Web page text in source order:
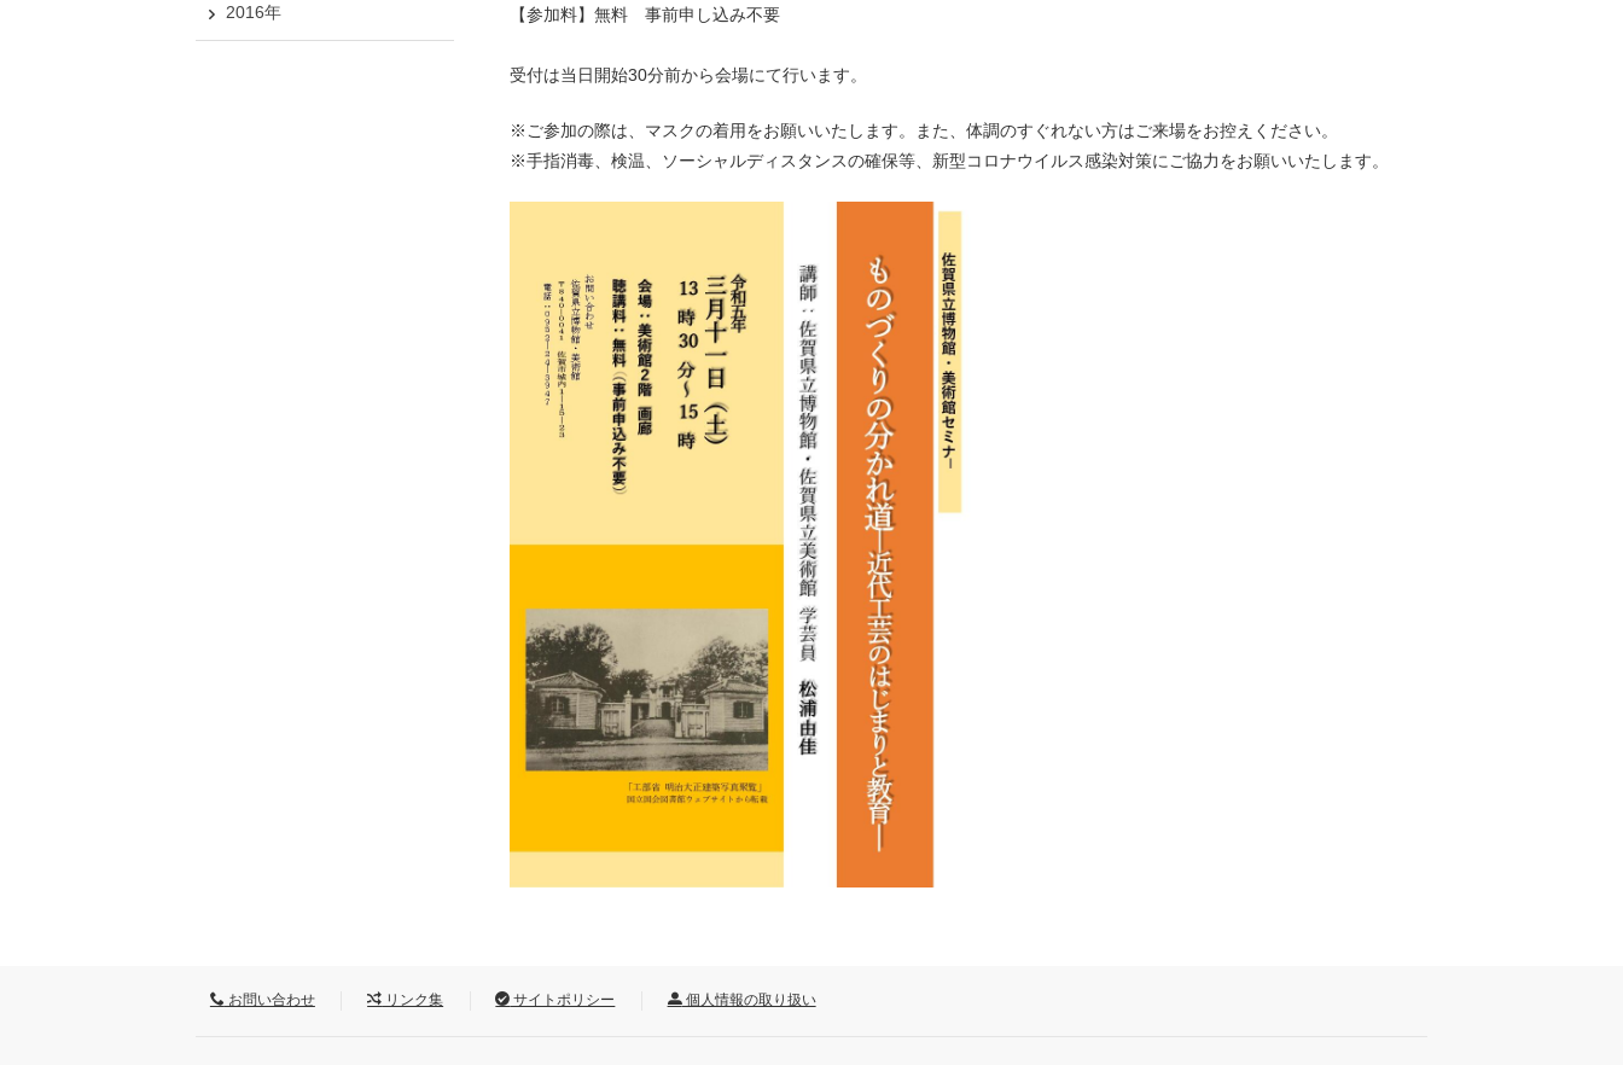
【参加料】無料 事前申し込み不要
受付は当日開始30分前から会場にて行います。
※ご参加の際は、マスクの着用をお願いいたします。また、体調のすぐれない方はご来場をお控えください。
※手指消毒、検温、ソーシャルディスタンスの確保等、新型コロナウイルス感染対策にご協力をお願いいたします。
2016年
お問い合わせ リンク集 サイトポリシー 個人情報の取り扱い